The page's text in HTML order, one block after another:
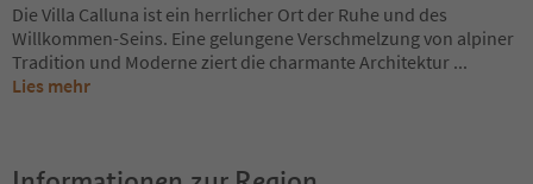
Die Villa Calluna ist ein herrlicher Ort der Ruhe und des
Willkommen-Seins. Eine gelungene Verschmelzung von alpiner
Tradition und Moderne ziert die charmante Architektur ...
Lies mehr